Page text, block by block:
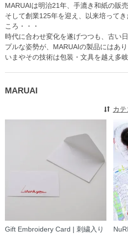
MARUAIは明治21年、手漉き和紙の販
そして創業125年を迎え、以来培って
ころ・・・
時代に合わせ変化を遂げつつも、古い
プルな姿勢が、MARUAIの製品にはあ
いまやその技術は包装・文具を越え多
MARUAI
カ
Gift Embroidery Card | 刺繍入り